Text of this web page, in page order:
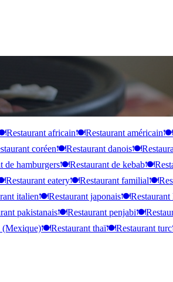
Restaurant africain🍽️Restaurant américain🍽️
coréen🍽️Restaurant danois🍽️
de hamburgers🍽️Restaurant de kebab🍽️
Restaurant eatery🍽️Restaurant familial🍽️
italien🍽️Restaurant japonais🍽️Restaurant
pakistanais🍽️Restaurant penjabi🍽️
(Mexique)🍽️Restaurant thaï🍽️Restaurant turc